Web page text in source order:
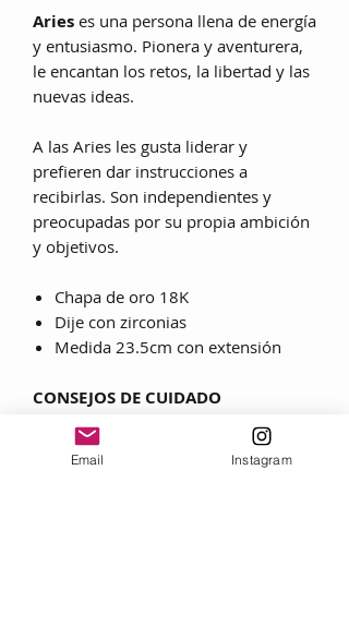
Aries es una persona llena de energía
y entusiasmo. Pionera y aventurera,
le encantan los retos, la libertad y las
nuevas ideas.
A las Aries les gusta liderar y
prefieren dar instrucciones a
recibirlas. Son independientes y
preocupadas por su propia ambición
y objetivos.
Chapa de oro 18K
Dije con zirconias
Medida 23.5cm con extensión
CONSEJOS DE CUIDADO
Siempre:
• Utilice lociones, cosméticos, laca y
perfume ANTES de ponerse una joya.
Email Instagram